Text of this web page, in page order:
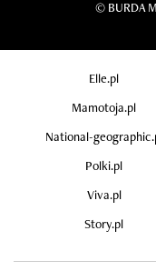
© BURDA
Elle.pl
Mamotoja.pl
National-
Polki.pl
Viva.pl
Story.pl